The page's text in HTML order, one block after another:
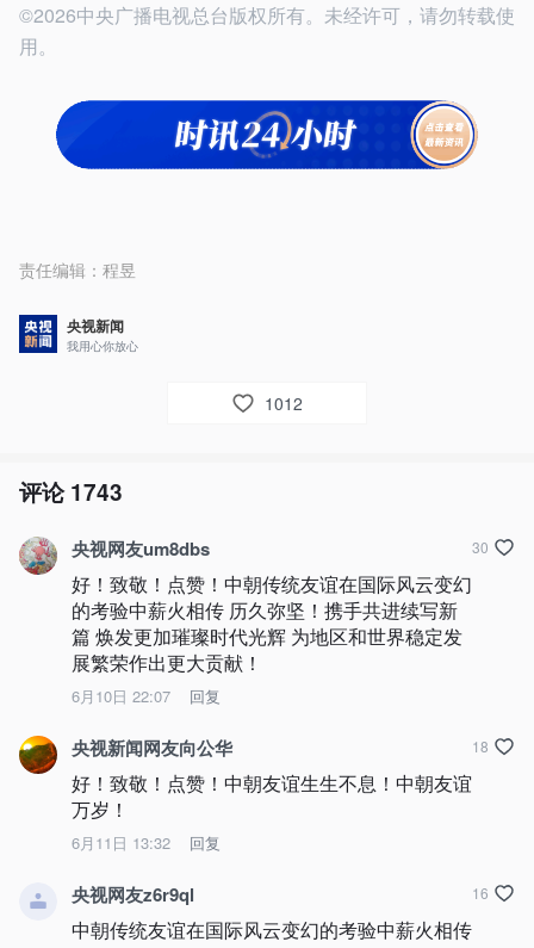
©2026中央广播电视总台版权所有。未经许可，请勿转载使
用。
责任编辑： 程昱
央视新闻
我用心你放心
1012
评论1743
央视网友um8dbs
好！致敬！点赞！中朝传统友谊在国际风云变幻
的考验中薪火相传 历久弥坚！携手共进续写新
篇 焕发更加璀璨时代光辉 为地区和世界稳定发
展繁荣作出更大贡献！
6月10日 22:07 回复
30
央视新闻网友向公华
好！致敬！点赞！中朝友谊生生不息！中朝友谊
万岁！
6月11日 13:32 回复
18
央视网友z6r9ql
中朝传统友谊在国际风云变幻的考验中薪火相传
16